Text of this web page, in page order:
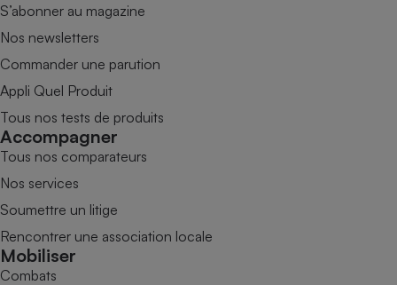
S’abonner au magazine
Nos newsletters
Commander une parution
Appli Quel Produit
Tous nos tests de produits
Accompagner
Tous nos comparateurs
Nos services
Soumettre un litige
Rencontrer une association locale
Mobiliser
Combats